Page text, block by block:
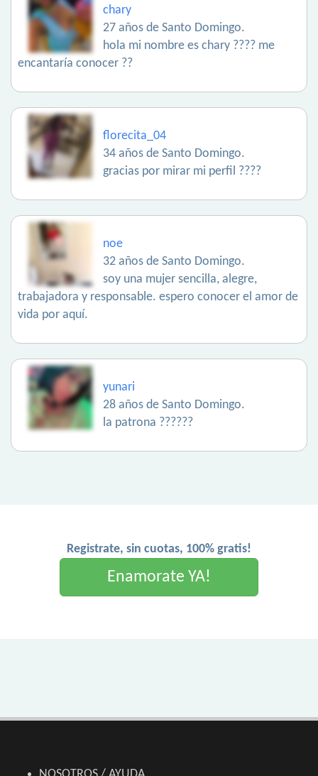
chary
27 años de Santo Domingo.
hola mi nombre es chary ???? me
encantaría conocer ??
florecita_04
34 años de Santo Domingo.
gracias por mirar mi perfil ????
noe
32 años de Santo Domingo.
soy una mujer sencilla, alegre,
trabajadora y responsable. espero conocer el amor de
vida por aquí.
yunari
28 años de Santo Domingo.
la patrona ??????
Registrate, sin cuotas, 100% gratis!
Enamorate YA!